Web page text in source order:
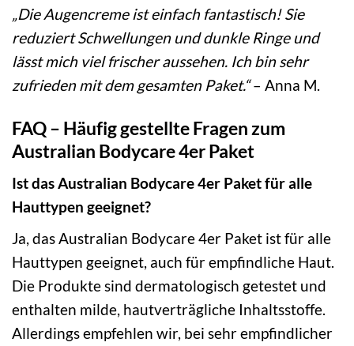
„Die Augencreme ist einfach fantastisch! Sie
reduziert Schwellungen und dunkle Ringe und
lässt mich viel frischer aussehen. Ich bin sehr
zufrieden mit dem gesamten Paket.“– Anna M.
FAQ – Häufig gestellte Fragen zum
Australian Bodycare 4er Paket
Ist das Australian Bodycare 4er Paket für alle
Hauttypen geeignet?
Ja, das Australian Bodycare 4er Paket ist für alle
Hauttypen geeignet, auch für empfindliche Haut.
Die Produkte sind dermatologisch getestet und
enthalten milde, hautverträgliche Inhaltsstoffe.
Allerdings empfehlen wir, bei sehr empfindlicher